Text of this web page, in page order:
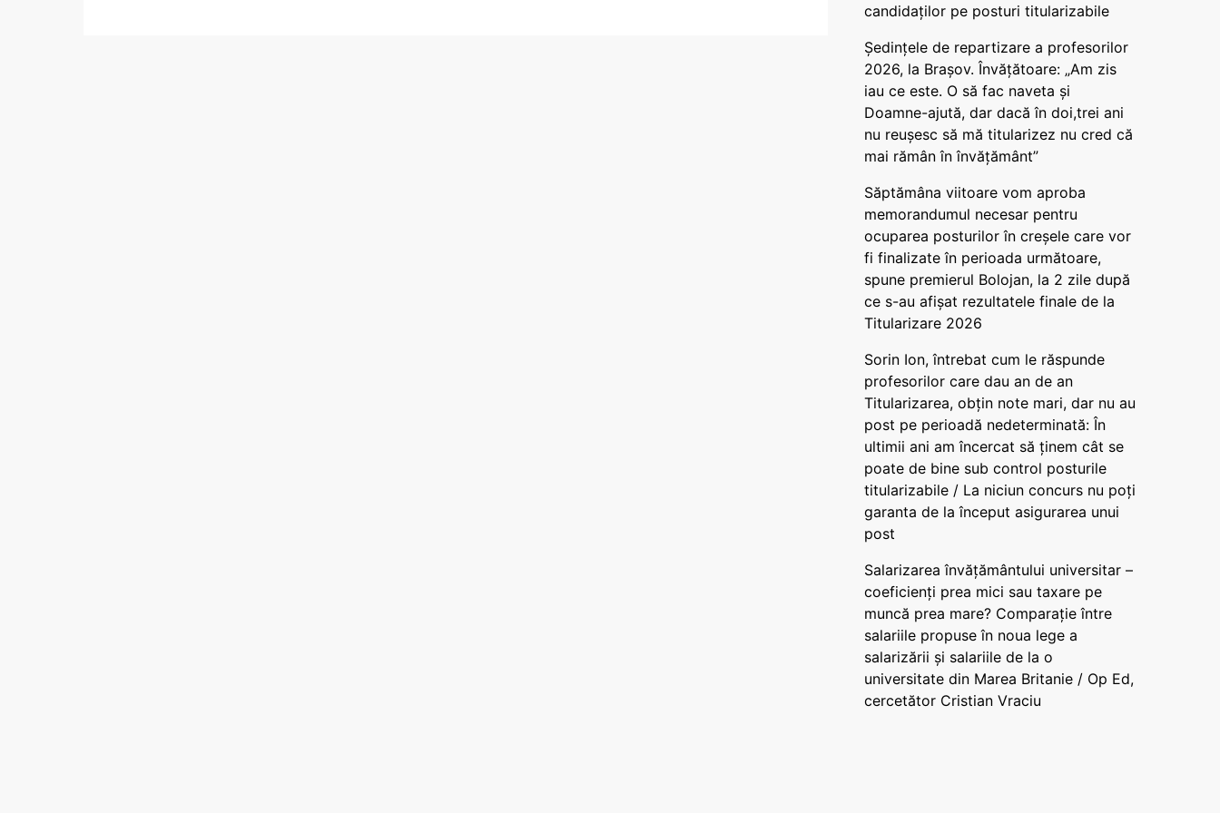
candidaților pe posturi titularizabile
Ședințele de repartizare a profesorilor
2026, la Brașov. Învățătoare: „Am zis
iau ce este. O să fac naveta și
Doamne-ajută, dar dacă în doi,trei ani
nu reușesc să mă titularizez nu cred că
mai rămân în învățământ”
Săptămâna viitoare vom aproba
memorandumul necesar pentru
ocuparea posturilor în creșele care vor
fi finalizate în perioada următoare,
spune premierul Bolojan, la 2 zile după
ce s-au afișat rezultatele finale de la
Titularizare 2026
Sorin Ion, întrebat cum le răspunde
profesorilor care dau an de an
Titularizarea, obțin note mari, dar nu au
post pe perioadă nedeterminată: În
ultimii ani am încercat să ținem cât se
poate de bine sub control posturile
titularizabile / La niciun concurs nu poți
garanta de la început asigurarea unui
post
Salarizarea învățământului universitar –
coeficienți prea mici sau taxare pe
muncă prea mare? Comparație între
salariile propuse în noua lege a
salarizării și salariile de la o
universitate din Marea Britanie / Op Ed,
cercetător Cristian Vraciu